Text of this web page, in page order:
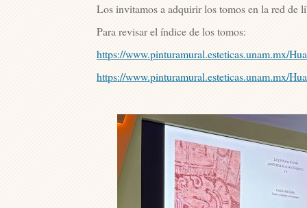
Los invitamos a adquirir los tomos en la red de
Para revisar el índice de los tomos:
https://www.pinturamural.esteticas.unam.mx/
https://www.pinturamural.esteticas.unam.mx/